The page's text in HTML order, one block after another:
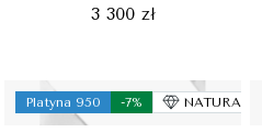
3 300 zł
Platyna 950 -7% NATURALNY